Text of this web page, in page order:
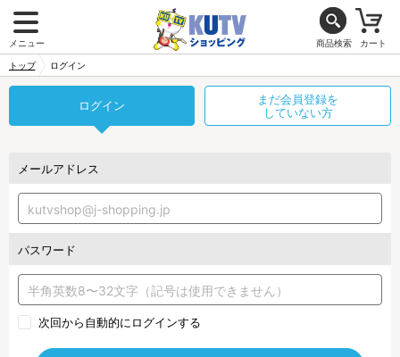
メニュー 商品検索 カート
トップ ログイン
ログイン
まだ会員登録を
していない方
メールアドレス
パスワード
次回から自動的にログインする